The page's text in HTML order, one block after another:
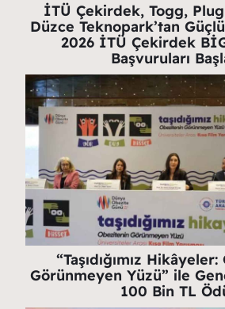
İTÜ Çekirdek, Togg,
Düzce Teknopark’tan
2026 İTÜ Çekirdek
Başvuruları
“Taşıdığımız
Görünmeyen Yüzü” ile
100 Bin TL